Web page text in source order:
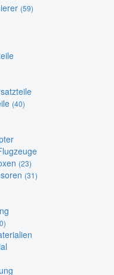
(59)
(40)
(23)
(31)